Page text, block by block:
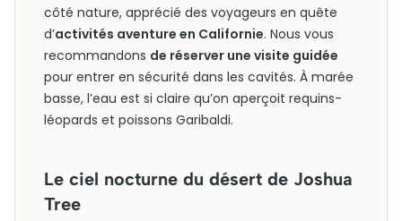
côté nature, apprécié des voyageurs en quête
d’activités aventure en Californie. Nous vous
recommandons de réserver une visite guidée
pour entrer en sécurité dans les cavités. À marée
basse, l’eau est si claire qu’on aperçoit requins-
léopards et poissons Garibaldi.
Le ciel nocturne du désert de Joshua
Tree